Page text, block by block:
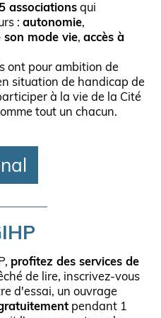
associations qui
: autonomie,
son mode vie, accès à
ont pour ambition de
situation de handicap de
à la vie de la Cité
tout un chacun.
profitez des services de
de lire, inscrivez-vous
d'essai, un ouvrage
pendant 1